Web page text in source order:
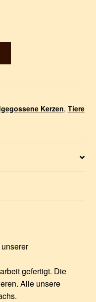
Kerzen, Tiere
gefertigt. Die
Alle unsere